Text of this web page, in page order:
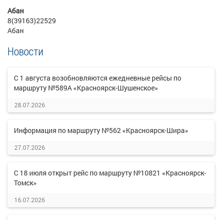
Абан
8(39163)22529
Абан
Новости
С 1 августа возобновляются ежедневные рейсы по
маршруту №589А «Красноярск-Шушенское»
28.07.2026
Информация по маршруту №562 «Красноярск-Шира»
27.07.2026
С 18 июля открыт рейс по маршруту №10821 «Красноярск-
Томск»
16.07.2026